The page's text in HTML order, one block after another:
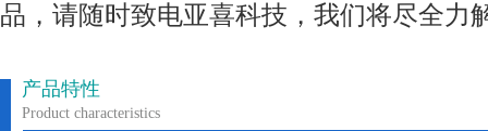
品，请随时致电亚喜科技，我们将尽全力
产品特性
Product characteristics